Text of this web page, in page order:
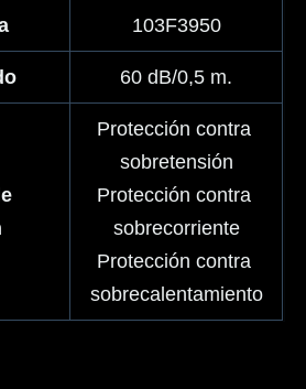
103F3950
60 dB/0,5 m.
Protección contra
sobretensión
Protección contra
sobrecorriente
Protección contra
sobrecalentamiento